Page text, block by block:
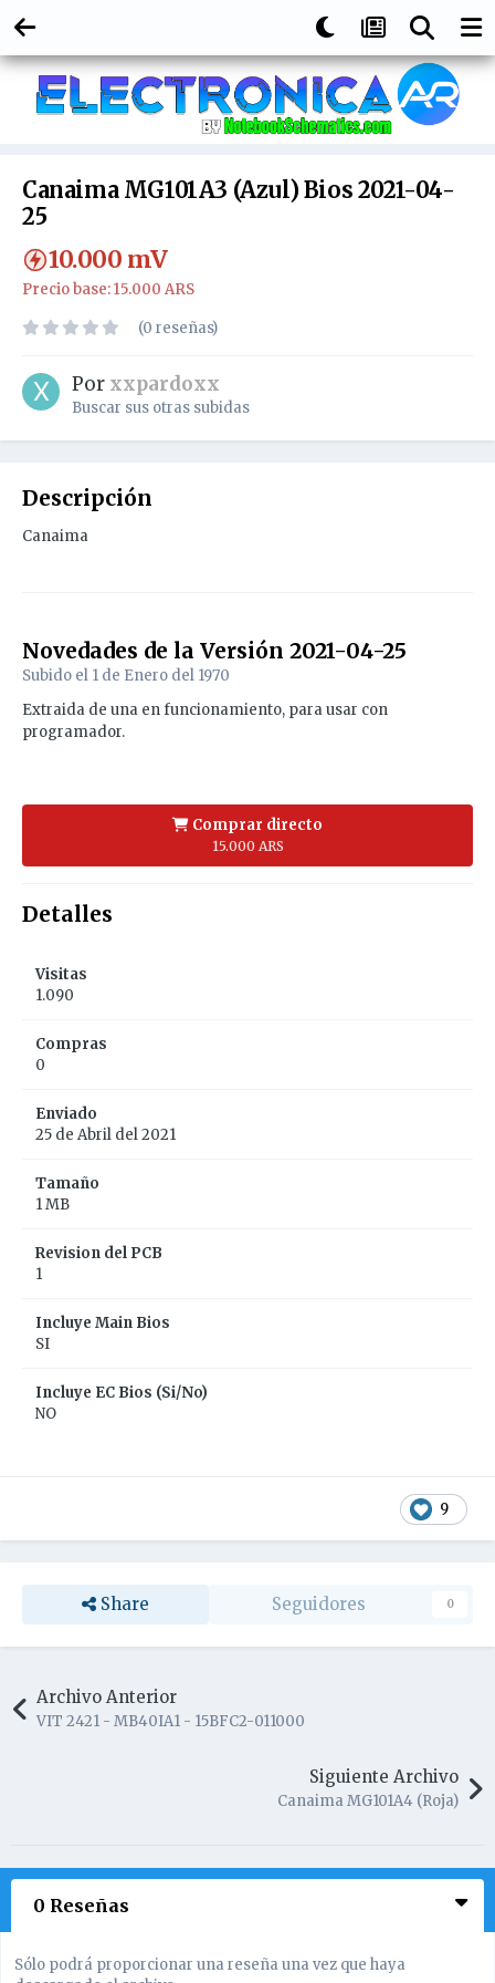
Canaima MG101A3 (Azul) Bios 2021-04-
25
10.000 mV
Precio base: 15.000 ARS
(0 reseñas)
Por xxpardoxx
Buscar sus otras subidas
Descripción
Canaima
Novedades de la Versión 2021-04-25
Subido el 1 de Enero del 1970
Extraida de una en funcionamiento, para usar con
programador.
Comprar directo
15.000 ARS
Detalles
Visitas
1.090
Compras
0
Enviado
25 de Abril del 2021
Tamaño
1 MB
Revision del PCB
1
Incluye Main Bios
SI
Incluye EC Bios (Si/No)
NO
9
Share Seguidores 0
Archivo Anterior
VIT 2421 - MB40IA1 - 15BFC2-011000
Siguiente Archivo
Canaima MG101A4 (Roja)
0 Reseñas
Sólo podrá proporcionar una reseña una vez que haya